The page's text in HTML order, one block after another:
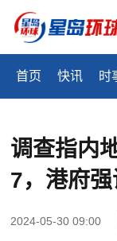
首页 快讯 时
调查指内
7，港府
2024-05-30 09:00